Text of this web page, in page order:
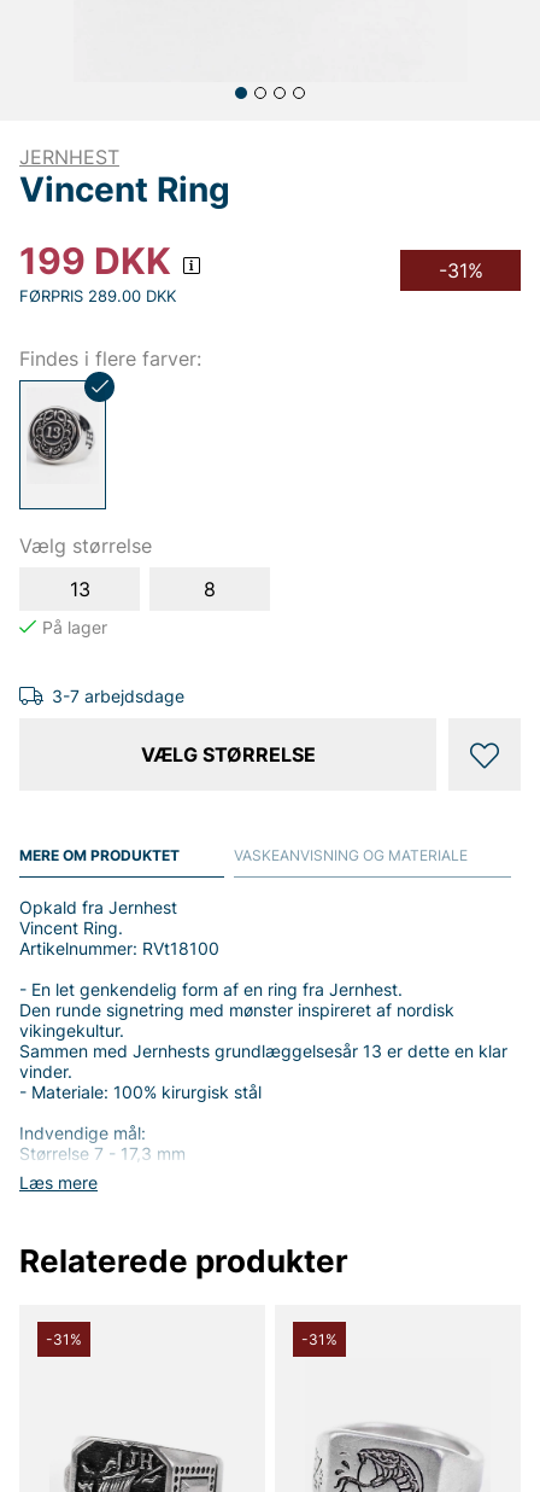
JERNHEST
Vincent Ring
199 DKK
FØRPRIS 289.00 DKK
-31%
Findes i flere farver:
Vælg størrelse
13
8
3-7 arbejdsdage
VÆLG STØRRELSE
MERE OM PRODUKTET
Læs mere
Opkald fra Jernhest
Vincent Ring.
Artikelnummer: RVt18100
- En let genkendelig form af en ring fra Jernhest.
Den runde signetring med mønster inspireret af nordisk
vikingekultur.
Sammen med Jernhests grundlæggelsesår 13 er dette en klar
vinder.
- Materiale: 100% kirurgisk stål
Indvendige mål:
Størrelse 7 - 17,3 mm
Størrelse 8 - 18,1 mm
Størrelse 9 - 18,9 mm
Størrelse 13 - 22,3 mm
VASKEANVISNING OG MATERIALE
Relaterede produkter
-31% -31%